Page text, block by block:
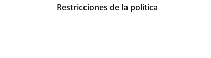
Restricciones de la política